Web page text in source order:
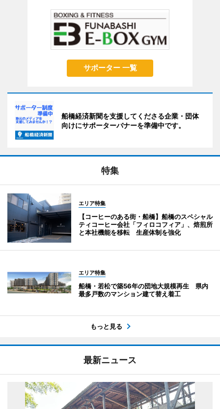
サポーター 一覧
船橋経済新聞を支援してくださる企業・団体
向けにサポーターバナーを準備中です。
特集
エリア特集
【コーヒーのある街・船橋】船橋のスペシャル
ティコーヒー会社「フィロコフィア」、焙煎所
と本社機能を移転 生産体制を強化
エリア特集
船橋・若松で築56年の団地大規模再生 県内
最多戸数のマンション建て替え着工
もっと見る
最新ニュース